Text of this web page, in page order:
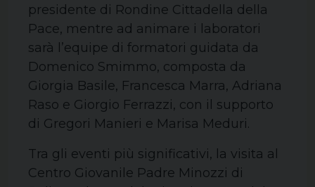
presidente di Rondine Cittadella della
Pace, mentre ad animare i laboratori
sarà l’equipe di formatori guidata da
Domenico Smimmo, composta da
Giorgia Basile, Francesca Marra, Adriana
Raso e Giorgio Ferrazzi, con il supporto
di Gregori Manieri e Marisa Meduri.
Tra gli eventi più significativi, la visita al
Centro Giovanile Padre Minozzi di